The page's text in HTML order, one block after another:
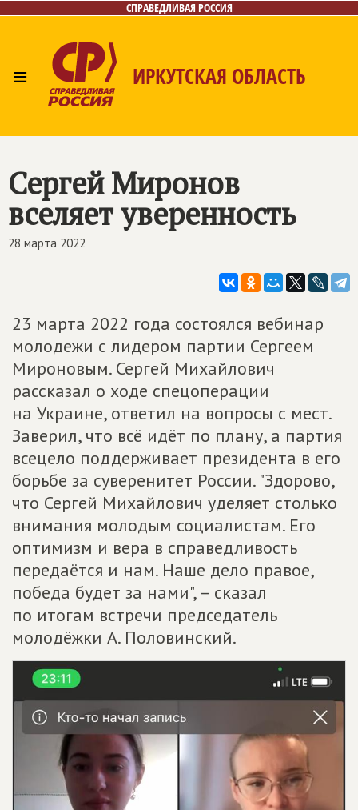
СПРАВЕДЛИВАЯ РОССИЯ
≡ ИРКУТСКАЯ ОБЛАСТЬ
Интернет-приёмная
Сергей Миронов
вселяет уверенность
28 марта 2022
23 марта 2022 года состоялся вебинар
молодежи с лидером партии Сергеем
Мироновым. Сергей Михайлович
рассказал о ходе спецоперации
на Украине, ответил на вопросы с мест.
Заверил, что всё идёт по плану, а партия
всецело поддерживает президента в его
борьбе за суверенитет России. "Здорово,
что Сергей Михайлович уделяет столько
внимания молодым социалистам. Его
оптимизм и вера в справедливость
передаётся и нам. Наше дело правое,
победа будет за нами", – сказал
по итогам встречи председатель
молодёжки А. Половинский.